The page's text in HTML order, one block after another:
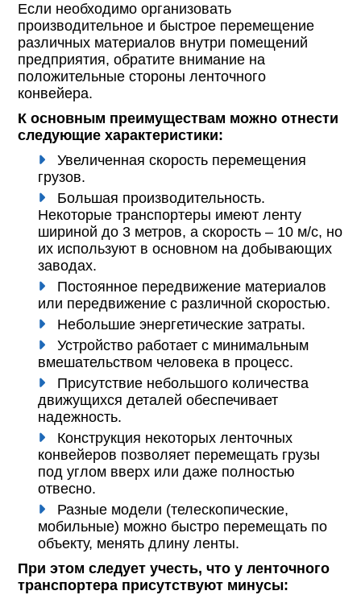
Если необходимо организовать
производительное и быстрое перемещение
различных материалов внутри помещений
предприятия, обратите внимание на
положительные стороны ленточного
конвейера.
К основным преимуществам можно отнести
следующие характеристики:
Увеличенная скорость перемещения
грузов.
Большая производительность.
Некоторые транспортеры имеют ленту
шириной до 3 метров, а скорость – 10 м/с, но
их используют в основном на добывающих
заводах.
Постоянное передвижение материалов
или передвижение с различной скоростью.
Небольшие энергетические затраты.
Устройство работает с минимальным
вмешательством человека в процесс.
Присутствие небольшого количества
движущихся деталей обеспечивает
надежность.
Конструкция некоторых ленточных
конвейеров позволяет перемещать грузы
под углом вверх или даже полностью
отвесно.
Разные модели (телескопические,
мобильные) можно быстро перемещать по
объекту, менять длину ленты.
При этом следует учесть, что у ленточного
транспортера присутствуют минусы: